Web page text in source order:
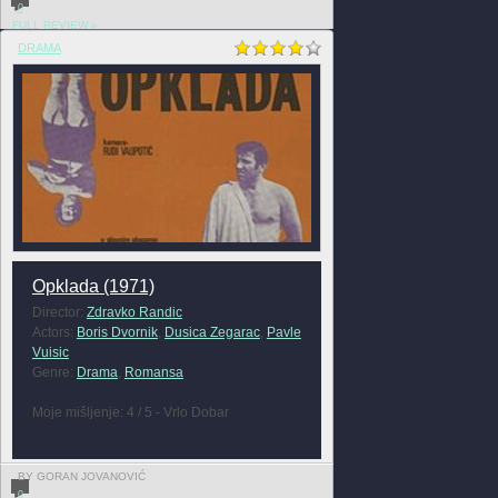
0
FULL REVIEW »
DRAMA
Opklada (1971)
Director: Zdravko Randic
Actors: Boris Dvornik, Dusica Zegarac, Pavle
Vuisic
Genre: Drama, Romansa
Moje mišljenje: 4 / 5 - Vrlo Dobar
BY GORAN JOVANOVIĆ
0